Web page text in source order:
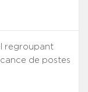
regroupant
de postes